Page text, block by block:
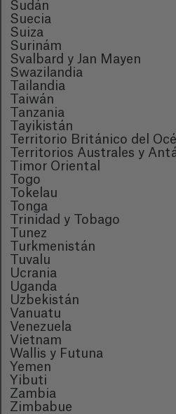
Sudán
Suecia
Suiza
Surinám
Svalbard y Jan Mayen
Swazilandia
Tailandia
Taiwán
Tanzania
Tayikistán
Territorio Británico del
Territorios Australes y
Timor Oriental
Togo
Tokelau
Tonga
Trinidad y Tobago
Tunez
Turkmenistán
Tuvalu
Ucrania
Uganda
Uzbekistán
Vanuatu
Venezuela
Vietnam
Wallis y Futuna
Yemen
Yibuti
Zambia
Zimbabue